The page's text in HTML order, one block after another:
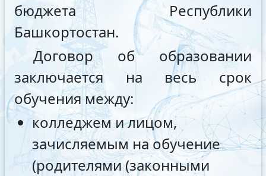
бюджета Республики
Башкортостан.
Договор об образовании
заключается на весь срок
обучения между:
колледжем и лицом,
зачисляемым на обучение
(родителями (законными